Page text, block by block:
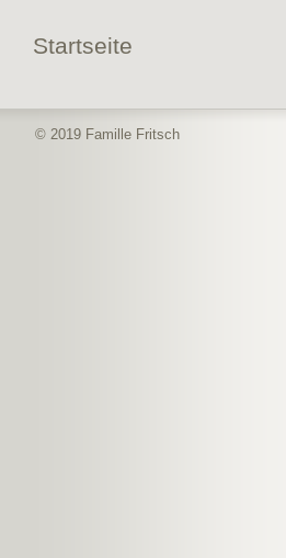
Startseite
© 2019 Famille Fritsch